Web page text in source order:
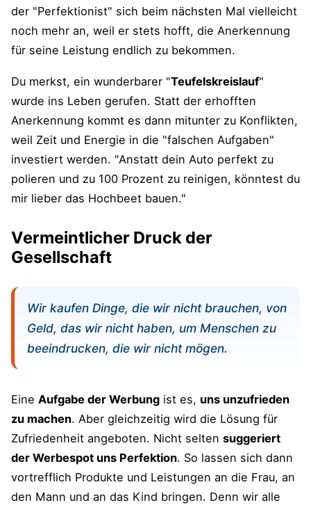
der "Perfektionist" sich beim nächsten Mal vielleicht
noch mehr an, weil er stets hofft, die Anerkennung
für seine Leistung endlich zu bekommen.
Du merkst, ein wunderbarer "Teufelskreislauf"
wurde ins Leben gerufen. Statt der erhofften
Anerkennung kommt es dann mitunter zu Konflikten,
weil Zeit und Energie in die "falschen Aufgaben"
investiert werden. "Anstatt dein Auto perfekt zu
polieren und zu 100 Prozent zu reinigen, könntest du
mir lieber das Hochbeet bauen."
Vermeintlicher Druck der
Gesellschaft
Wir kaufen Dinge, die wir nicht brauchen, von
Geld, das wir nicht haben, um Menschen zu
beeindrucken, die wir nicht mögen.
Eine Aufgabe der Werbung ist es, uns unzufrieden
zu machen. Aber gleichzeitig wird die Lösung für
Zufriedenheit angeboten. Nicht selten suggeriert
der Werbespot uns Perfektion. So lassen sich dann
vortrefflich Produkte und Leistungen an die Frau, an
den Mann und an das Kind bringen. Denn wir alle